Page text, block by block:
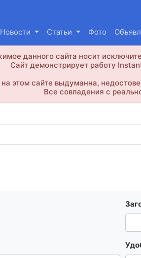
Новости Статьи Фото
данного сайта носит
Сайт демонстрирует работу
этом сайте выдуманна,
Все совпадения с